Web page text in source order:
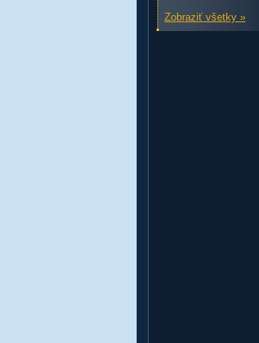
Zobraziť všetky »